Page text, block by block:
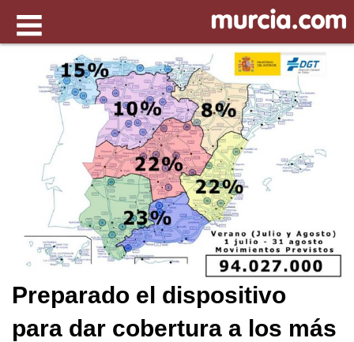
Preparado el dispositivo
para dar cobertura a los más